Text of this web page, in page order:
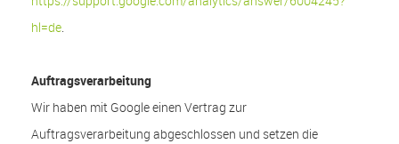
hl=de.
Auftragsverarbeitung
Wir haben mit Google einen Vertrag zur
Auftragsverarbeitung abgeschlossen und setzen die